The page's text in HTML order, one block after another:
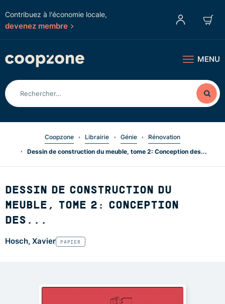
Contribuez à l'économie locale,
devenez membre
MENU
Coopzone Librairie Génie
Rénovation
Dessin de construction du meuble, tome 2: Conception des...
DESSIN DE CONSTRUCTION DU
MEUBLE, TOME 2: CONCEPTION
DES...
Hosch, Xavier PAPIER